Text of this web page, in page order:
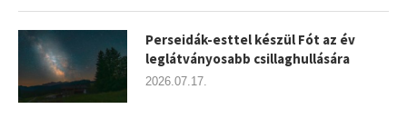
Perseidák-esttel készül Fót az év
leglátványosabb csillaghullására
2026.07.17.